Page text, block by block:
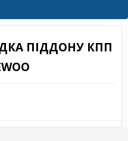
ПІДДОНУ КПП